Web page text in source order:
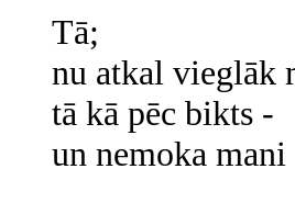
Tā;
nu atkal vieglāk
tā kā pēc bikts -
un nemoka